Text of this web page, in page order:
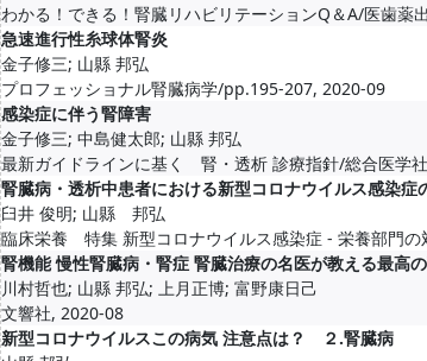
わかる！できる！腎臓リハビリテーションQ＆A/医歯
急速進行性糸球体腎炎
金子修三; 山縣 邦弘
プロフェッショナル腎臓病学/pp.195-207, 2020-09
感染症に伴う腎障害
金子修三; 中島健太郎; 山縣 邦弘
最新ガイドラインに基く 腎・透析 診療指針/総合医学
腎臓病・透析中患者における新型コロナウイルス感染症
臼井 俊明; 山縣 邦弘
臨床栄養 特集 新型コロナウイルス感染症 - 栄養部門
腎機能 慢性腎臓病・腎症 腎臓治療の名医が教える最高
川村哲也; 山縣 邦弘; 上月正博; 富野康日己
文響社, 2020-08
新型コロナウイルスこの病気 注意点は？ ２.腎臓病